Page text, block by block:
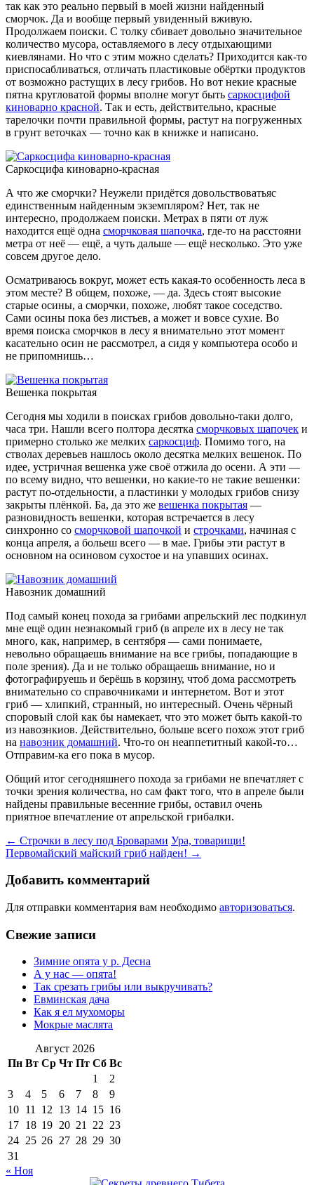
так как это реально первый в моей жизни найденный
сморчок. Да и вообще первый увиденный вживую.
Продолжаем поиски. С толку сбивает довольно значительное
количество мусора, оставляемого в лесу отдыхающими
киевлянами. Но что с этим можно сделать? Приходится как-то
приспосабливаться, отличать пластиковые обёртки продуктов
от возможно растущих в лесу грибов. Но вот некие красные
пятна кругловатой формы вполне могут быть саркосцифой
киноварно красной. Так и есть, действительно, красные
тарелочки почти правильной формы, растут на погруженных
в грунт веточках — точно как в книжке и написано.
Саркосцифа киноварно-красная
А что же сморчки? Неужели придётся довольствоватьяс
единственным найденным экземпляром? Нет, так не
интересно, продолжаем поиски. Метрах в пяти от луж
находится ещё одна сморчковая шапочка, где-то на расстояни
метра от неё — ещё, а чуть дальше — ещё несколько. Это уже
совсем другое дело.
Осматриваюсь вокруг, может есть какая-то особенность леса в
этом месте? В общем, похоже, — да. Здесь стоят высокие
старые осины, а сморчки, похоже, любят такое соседство.
Сами осины пока без листьев, а может и вовсе сухие. Во
время поиска сморчков в лесу я внимательно этот момент
касательно осин не рассмотрел, а сидя у компьютера особо и
не припомнишь…
Вешенка покрытая
Сегодня мы ходили в поисках грибов довольно-таки долго,
часа три. Нашли всего полтора десятка сморчковых шапочек и
примерно столько же мелких саркосциф. Помимо того, на
стволах деревьев нашлось около десятка мелких вешенок. По
идее, устричная вешенка уже своё отжила до осени. А эти —
по всему видно, что вешенки, но какие-то не такие вешенки:
растут по-отдельности, а пластинки у молодых грибов снизу
закрыты плёнкой. Ба, да это же вешенка покрытая —
разновидность вешенки, которая встречается в лесу
синхронно со сморчковой шапочкой и строчками, начиная с
конца апреля, а больеш всего — в мае. Грибы эти растут в
основном на осиновом сухостое и на упавших осинах.
Навозник домашний
Под самый конец похода за грибами апрельский лес подкинул
мне ещё один незнакомый гриб (в апреле их в лесу не так
много, как, например, в сентября — сами понимаете,
невольно обращаешь внимание на все грибы, попадающие в
поле зрения). Да и не только обращаешь внимание, но и
фотографируешь и берёшь в корзину, чтоб дома рассмотреть
внимательно со справочниками и интернетом. Вот и этот
гриб — хлипкий, странный, но интересный. Очень чёрный
споровый слой как бы намекает, что это может быть какой-то
из навознкиов. Действительно, больше всего похож этот гриб
на навозник домашний. Что-то он неаппетитный какой-то…
Отправим-ка его пока в мусор.
Общий итог сегодняшнего похода за грибами не впечатляет с
точки зрения количества, но сам факт того, что в апреле были
найдены правильные весенние грибы, оставил очень
приятное впечатление от апрельской грибалки.
Навигация
по
записям
← Строчки в лесу под Броварами Ура, товарищи!
Первомайский майский гриб найден! →
Добавить комментарий
Для отправки комментария вам необходимо авторизоваться.
Свежие записи
Зимние опята у р. Десна
А у нас — опята!
Так срезать грибы или выкручивать?
Евминская дача
Как я ел мухоморы
Мокрые маслята
Август 2026
Пн Вт Ср Чт Пт Сб Вс
1
2
3
4 5 6 7 8
9
10 11 12 13 14 15 16
17 18 19 20 21 22 23
24 25 26 27 28 29 30
31
« Ноя